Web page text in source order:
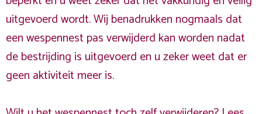
uitgevoerd wordt. Wij benadrukken nogmaals dat
een wespennest pas verwijderd kan worden nadat
de bestrijding is uitgevoerd en u zeker weet dat er
geen aktiviteit meer is.